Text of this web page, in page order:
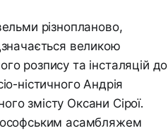
різнопланово,
великою
розпису та інсталяцій до
ністичного Андрія
змісту Оксани Сірої.
асамбляжем